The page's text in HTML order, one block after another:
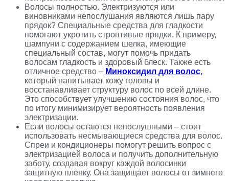
Волосы полностью. Электризуются или
виновниками непослушания являются лишь пару
прядок? Специальные средства для гладкости
помогают укротить строптивые прядки. К примеру,
шампуни с содержанием шелка, имеющие
специальный состав, могут помочь придать
волосам гладкость и здоровый блеск. Также есть
отличное средство – Миноксидил для волос,
который напитывает кожу головы и
восстанавливает структуру волос по всей длине.
Это способствует улучшению состояния волос, что
по итогу минимизирует вероятность появления
электризации.
Если волосы остаются непослушными – стоит
использовать несмывающиеся средства для волос.
Спреи и кондиционеры помогут решить вопрос с
электризацией волоса и получить дополнительную
заботу, создавая вокруг каждой волосинки
защитную пленку. Она защищает волосы от зимнего